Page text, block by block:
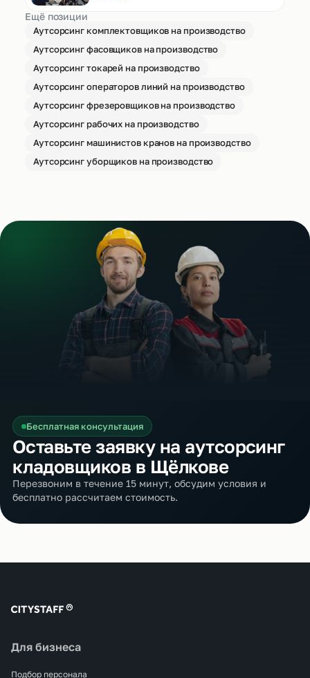
Ещё позиции
Аутсорсинг комплектовщиков на производство
Аутсорсинг фасовщиков на производство
Аутсорсинг токарей на производство
Аутсорсинг операторов линий на производство
Аутсорсинг фрезеровщиков на производство
Аутсорсинг рабочих на производство
Аутсорсинг машинистов кранов на производство
Аутсорсинг уборщиков на производство
Бесплатная консультация
Оставьте заявку на аутсорсинг
кладовщиков в Щёлкове
Перезвоним в течение 15 минут, обсудим условия и
бесплатно рассчитаем стоимость.
Для бизнеса
Подбор персонала